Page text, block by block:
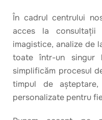
În cadrul centrului
acces la consultații
imagistice, analize de
toate într-un singur
simplificăm procesul
timpul de
personalizate pentru